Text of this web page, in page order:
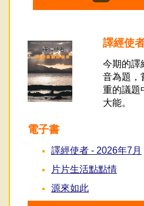
譯經使
今期的譯
音為題，
重的議題
大能。
電子書
譯經使者 - 2026年7月
片片生活點點情
源來如此